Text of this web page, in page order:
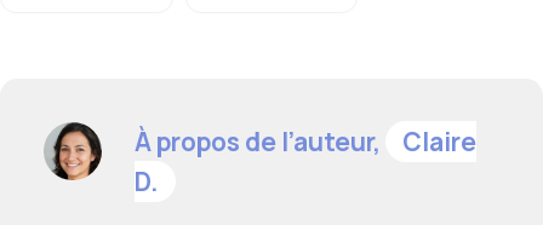
À propos de l’auteur,
Claire
D.